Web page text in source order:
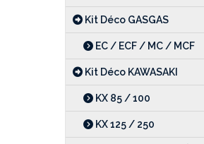
Kit Déco GASGAS
EC / ECF / MC / MCF
Kit Déco KAWASAKI
KX 85 / 100
KX 125 / 250